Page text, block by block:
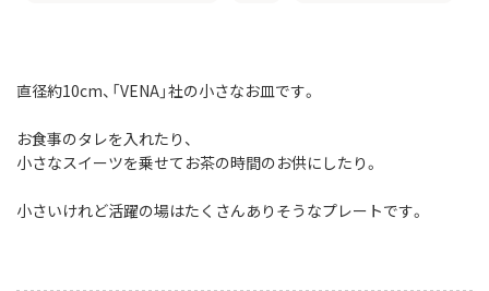
直径約10cm、「VENA」社の小さなお皿です。
お食事のタレを入れたり、
小さなスイーツを乗せてお茶の時間のお供にしたり。
小さいけれど活躍の場はたくさんありそうなプレートです。